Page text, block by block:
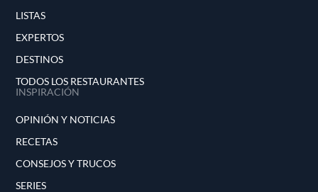
LISTAS
EXPERTOS
DESTINOS
TODOS LOS RESTAURANTES
INSPIRACIÓN
OPINIÓN Y NOTICIAS
RECETAS
CONSEJOS Y TRUCOS
SERIES